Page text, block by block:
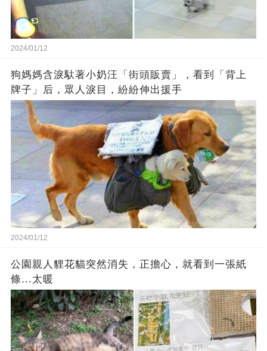
2024/01/12
狗媽媽含淚馱著小奶汪「街頭販賣」，看到「背上
牌子」后，眾人淚目，紛紛伸出援手
2024/01/12
公園親人貍花貓突然消失，正擔心，就看到一張紙
條...太暖